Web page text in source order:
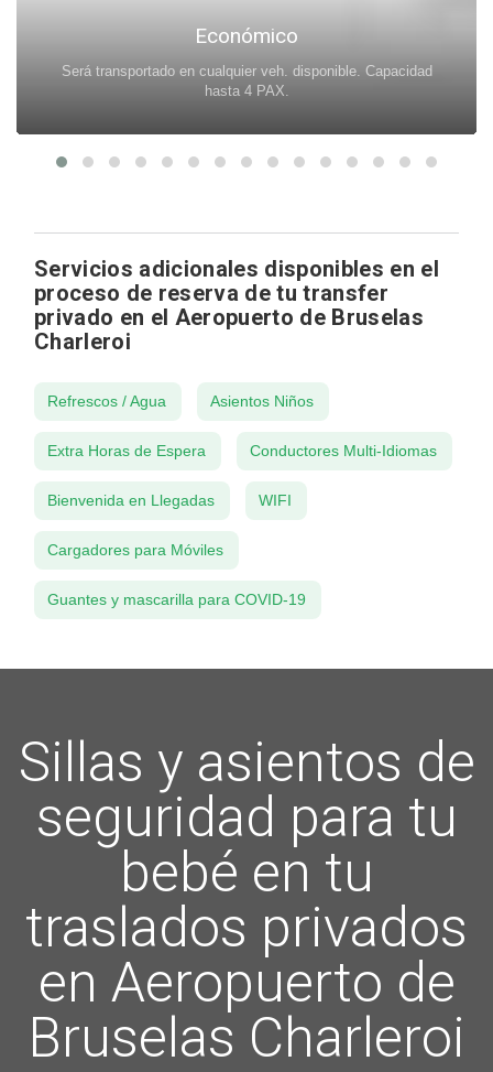
Económico
Será transportado en cualquier veh. disponible. Capacidad
hasta 4 PAX.
Servicios adicionales disponibles en el
proceso de reserva de tu transfer
privado en el Aeropuerto de Bruselas
Charleroi
Refrescos / Agua Asientos Niños
Extra Horas de Espera Conductores Multi-Idiomas
Bienvenida en Llegadas WIFI
Cargadores para Móviles
Guantes y mascarilla para COVID-19
Sillas y asientos de
seguridad para tu
bebé en tu
traslados privados
en Aeropuerto de
Bruselas Charleroi